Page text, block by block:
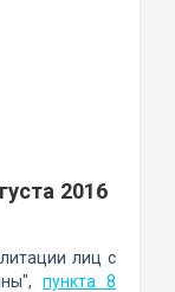
2016
лиц с
пункта 8